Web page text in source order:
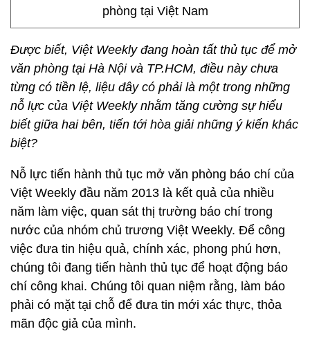
phòng tại Việt Nam
Được biết, Việt Weekly đang hoàn tất thủ tục để mở
văn phòng tại Hà Nội và TP.HCM, điều này chưa
từng có tiền lệ, liệu đây có phải là một trong những
nỗ lực của Việt Weekly nhằm tăng cường sự hiểu
biết giữa hai bên, tiến tới hòa giải những ý kiến khác
biệt?
Nỗ lực tiến hành thủ tục mở văn phòng báo chí của
Việt Weekly đầu năm 2013 là kết quả của nhiều
năm làm việc, quan sát thị trường báo chí trong
nước của nhóm chủ trương Việt Weekly. Để công
việc đưa tin hiệu quả, chính xác, phong phú hơn,
chúng tôi đang tiến hành thủ tục để hoạt động báo
chí công khai. Chúng tôi quan niệm rằng, làm báo
phải có mặt tại chỗ để đưa tin mới xác thực, thỏa
mãn độc giả của mình.